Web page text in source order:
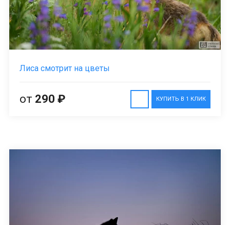
Лиса смотрит на цветы
КУПИТЬ В 1 КЛИК
от 290 ₽